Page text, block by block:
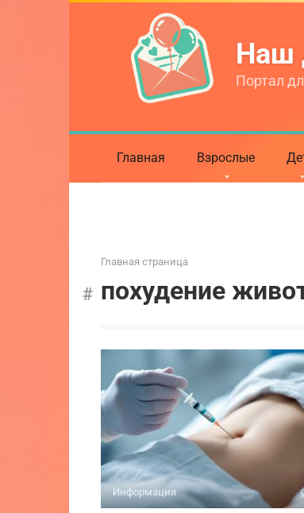
Наш
Портал
Главная Взрослые
Главная страница
похудение
Информация